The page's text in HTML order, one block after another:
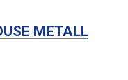
METALL